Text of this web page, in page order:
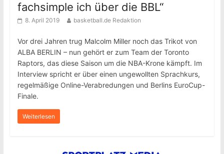
fachsimple ich über die BBL“
8. April 2019 basketball.de Redaktion
Vor drei Jahren trug Malcolm Miller noch das Trikot von
ALBA BERLIN – nun gehört er zum Team der Toronto
Raptors, das diese Saison um die NBA-Krone kämpft. Im
Interview spricht er über einen ungewollten Sprachkurs,
regelmäßige Online-Verabredungen und Berlins EuroCup-
Finale.
Weiterlesen